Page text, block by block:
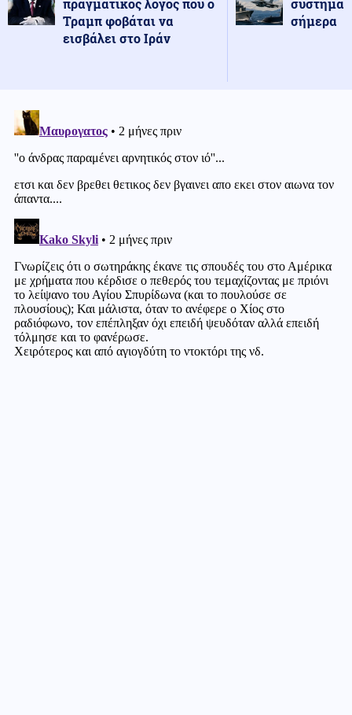
πραγματικός λόγος που ο
Τραμπ φοβάται να
εισβάλει στο Ιράν
σήμερα